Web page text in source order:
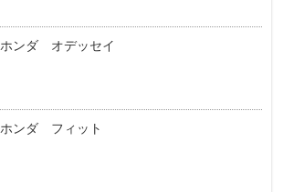
ホンダ オデッセイ
ホンダ フィット